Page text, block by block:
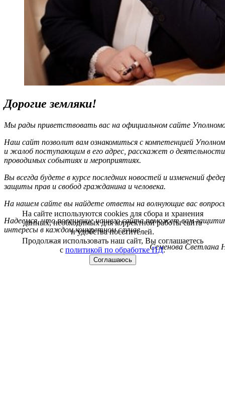
Дорогие земляки!
Мы рады приветствовать вас на официальном сайте
Наш сайт позволит вам ознакомиться с компетенцией
и жалоб поступающим в его адрес, расскажет о
проводимых событиях и мероприятиях.
Вы всегда будете в курсе последних новостей и изменений
защиты прав и свобод гражданина и человека.
На нашем сайте вы найдете ответы на волнующие вас
Надеемся, что посещение нашего сайта поможет вам
интересы в каждом конкретном случае.
Семенова Светлана
На сайте используются cookies для сбора и хранения
данных, необходимых для корректной работы сайта
и удобства посетителей.
Продолжая использовать наш сайт, Вы соглашаетесь
с политикой по обработке ПД.
Соглашаюсь